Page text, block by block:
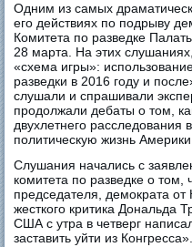
Одним из самых
его действиях по подрыву
Комитета по разведке
28 марта. На этих
«схема игры»:
разведки в 2016 году и
слушали и спрашивали
продолжали дебаты о том,
двухлетнего расследования
политическую жизнь
Слушания начались с
комитета по разведке о том,
председателя, демократа
жесткого критика Дональда
США с утра в четверг
заставить уйти из